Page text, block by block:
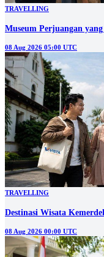
TRAVELLING
Museum Perjuangan
08 Aug 2026 05:00 UTC
TRAVELLING
Destinasi Wisata
08 Aug 2026 00:00 UTC